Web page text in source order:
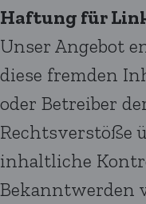
Haftung für
Unser Angebot
diese fremden
oder Betreiber
Rechtsverstöße
inhaltliche
Bekanntwerden